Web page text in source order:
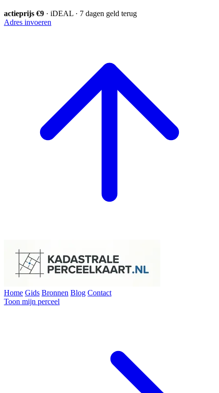
actieprijs €9 · iDEAL · 7 dagen geld terug
Adres invoeren
Home Gids Bronnen Blog Contact
Toon mijn perceel